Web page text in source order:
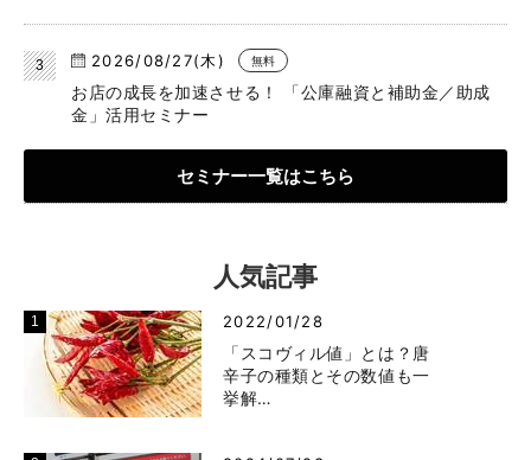
2026/08/27(木) 無料
お店の成長を加速させる！ 「公庫融資と補助金／助成
金」活用セミナー
セミナー一覧はこちら
人気記事
2022/01/28
「スコヴィル値」とは？唐
辛子の種類とその数値も一
挙解…